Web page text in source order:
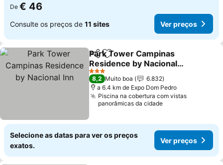
De € 46
Consulte os preços de 11 sites Ver preços
PartilharAdicionar aos favoritos
Park Tower Campinas
Residence by Nacional
Inn
3 Estrelas
8,2 Muito boa
6.832
a 6.4 km de Expo Dom Pedro
Piscina na cobertura com vistas
panorâmicas da cidade
Selecione as datas para ver os preços
exatos.
Ver preços